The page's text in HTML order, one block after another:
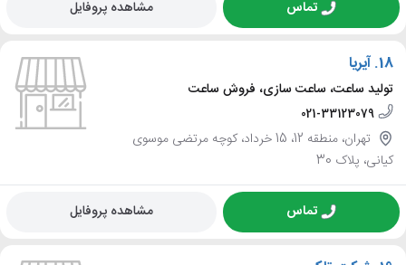
تماس مشاهده پروفایل
18. آیریا
تولید ساعت، ساعت سازی، فروش ساعت
021-33123079
تهران، منطقه 12، 15 خرداد، کوچه مرتضی موسوی
کیانی، پلاک 30
تماس مشاهده پروفایل